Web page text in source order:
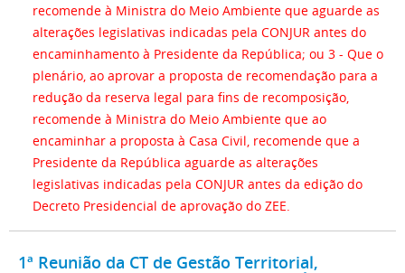
recomende à Ministra do Meio Ambiente que aguarde as
alterações legislativas indicadas pela CONJUR antes do
encaminhamento à Presidente da República; ou 3 - Que o
plenário, ao aprovar a proposta de recomendação para a
redução da reserva legal para fins de recomposição,
recomende à Ministra do Meio Ambiente que ao
encaminhar a proposta à Casa Civil, recomende que a
Presidente da República aguarde as alterações
legislativas indicadas pela CONJUR antes da edição do
Decreto Presidencial de aprovação do ZEE.
1ª Reunião da CT de Gestão Territorial,